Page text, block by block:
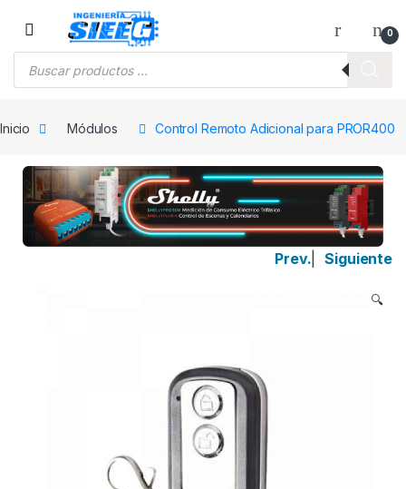
Saltar a la navegación
Saltar al contenido
0
Inicio Módulos Control Remoto Adicional para PROR400
Prev. Siguiente
🔍